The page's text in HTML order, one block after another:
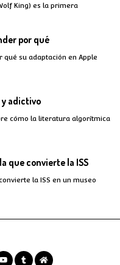
King) es la primera
por qué
su adaptación en Apple
y adictivo
cómo la literatura algorítmica
que convierte la ISS
convierte la ISS en un museo